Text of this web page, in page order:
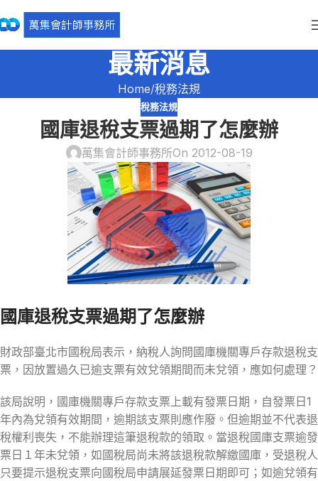
最新消息
Home 稅務法規
稅務法規
國庫退稅支票過期了怎麼辦
萬集會計師事務所On 2012-08-19
國庫退稅支票過期了怎麼辦
財政部臺北市國稅局表示，納稅人詢問國庫機關專戶存款退稅支
票，因放置過久已逾支票有效兌領期間而未兌領，應如何處理？
該局說明，國庫機關專戶存款支票上載有發票日期，自發票日1
年內為兌領有效期間，逾期該支票則應作廢。但逾期並不代表退
稅權利喪失，不能辦理這筆退稅款的領取。當退稅國庫支票逾發
票日１年未兌領，如國稅局尚未將該退稅款解繳國庫，受退稅人
只要提示退稅支票向國稅局申請展延發票日期即可；如逾兌領有